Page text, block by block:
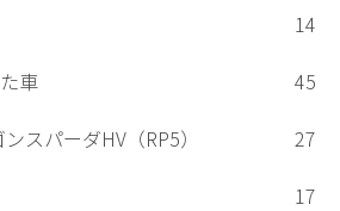
14
車
45
スパーダHV（RP5）
27
17